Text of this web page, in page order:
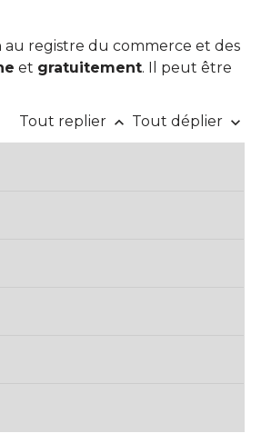
registre du commerce et des
et gratuitement. Il peut être
Tout replier keyboard_arrow_up Tout déplier keyboard_arrow_down